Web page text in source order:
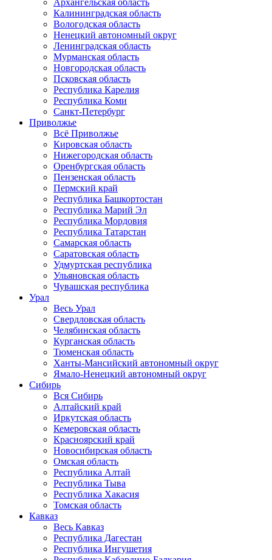
Архангельская область
Калининградская область
Вологодская область
Ненецкий автономный округ
Ленинградская область
Мурманская область
Новгородская область
Псковская область
Республика Карелия
Республика Коми
Санкт-Петербург
Приволжье
Всё Приволжье
Кировская область
Нижегородская область
Оренбургская область
Пензенская область
Пермский край
Республика Башкортостан
Республика Марий Эл
Республика Мордовия
Республика Татарстан
Самарская область
Саратовская область
Удмуртская республика
Ульяновская область
Чувашская республика
Урал
Весь Урал
Свердловская область
Челябинская область
Курганская область
Тюменская область
Ханты-Мансийский автономный округ
Ямало-Ненецкий автономный округ
Сибирь
Вся Сибирь
Алтайский край
Иркутская область
Кемеровская область
Красноярский край
Новосибирская область
Омская область
Республика Алтай
Республика Тыва
Республика Хакасия
Томская область
Кавказ
Весь Кавказ
Республика Дагестан
Республика Ингушетия